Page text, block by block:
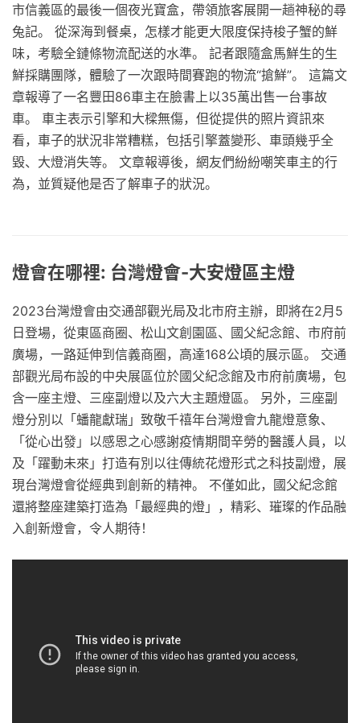
市信義區的最後一個夜光寶盒，帶領旅客展開一趟神秘的尋
兔記。 從深海到餐桌，怎樣才能更大限度保持梭子蟹的鮮
味，考驗全鏈條物流配送的水準。 記者跟隨盒馬鮮生的生
鮮採購團隊，體驗了一次跟時間賽跑的物流“搶鮮”。 這篇文
章報導了一名豐田86車主在臉書上以35萬出售一台事故
車。 車主表示引擎和大樑無傷，但從提供的照片資訊來
看，車子的狀況非常糟糕，包括引擎蓋變形、車頭幾乎全
毀、大燈消失等。 文章報導後，網友們紛紛嘲笑車主的行
為，並質疑他是否了解車子的狀況。
燈會在哪裡: 台灣燈會-大安燈區主燈
2023台灣燈會由交通部觀光局及北市府主辦，即將在2月5
日登場，從東區商圈、松山文創園區、國父紀念館、市府前
廣場，一路延伸到信義商圈，高達168公頃的展示區。 交通
部觀光局布設的中央展區位於國父紀念館及市府前廣場，包
含一座主燈、三座副燈以及六大主題燈區。 另外，三座副
燈分別以「蟠龍獻瑞」致敬千禧年台灣燈會九龍燈意象、
「從心出發」以感恩之心感謝疫情期間辛勞的醫護人員，以
及「躍動未來」打造有別以往傳統花燈形式之科技副燈，展
現台灣燈會從經典到創新的精神。 不僅如此，國父紀念館
還將整座建築打造為「最經典的燈」，精彩、璀璨的作品融
入創新燈會，令人期待！